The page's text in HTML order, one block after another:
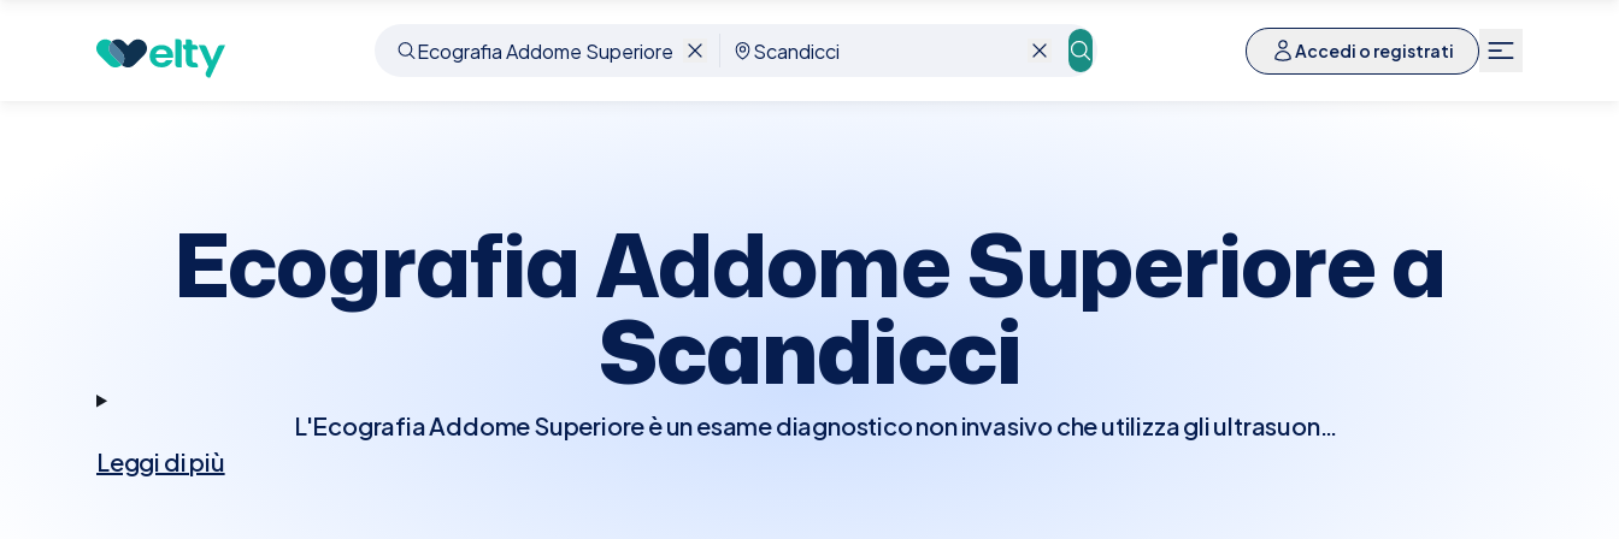
Accedi o registrati
Prenota visita Ecografia Addome Superiore Scandicci
Ecografia Addome Superiore a
Scandicci
L'Ecografia Addome Superiore è un esame diagnostico non invasivo che utilizza gli ultrasuoni
Leggi di più